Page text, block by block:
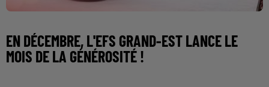
EN DÉCEMBRE, L'EFS GRAND-EST LANCE LE
MOIS DE LA GÉNÉROSITÉ !